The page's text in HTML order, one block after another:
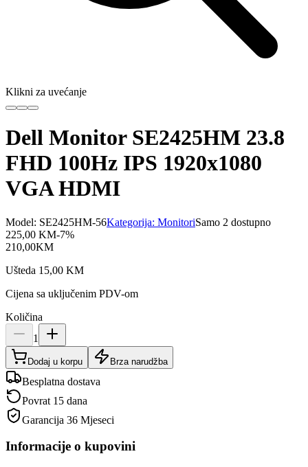
Klikni za uvećanje
Dell Monitor SE2425HM 23.8
FHD 100Hz IPS 1920x1080
VGA HDMI
Model: SE2425HM-56Kategorija: MonitoriSamo 2 dostupno
225,00 KM-7%
210,00KM
Ušteda 15,00 KM
Cijena sa uključenim PDV-om
Količina
1
Dodaj u korpu Brza narudžba
Besplatna dostava
Povrat 15 dana
Garancija 36 Mjeseci
Informacije o kupovini